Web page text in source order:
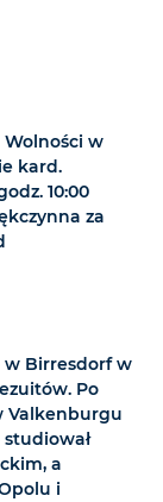
w
kard.
10:00
za
w Birresdorf w
Po
Valkenburgu
studiował
a
i